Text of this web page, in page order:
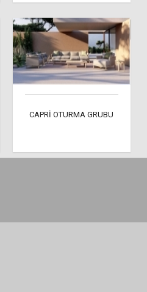
CAPRİ OTURMA GRUBU